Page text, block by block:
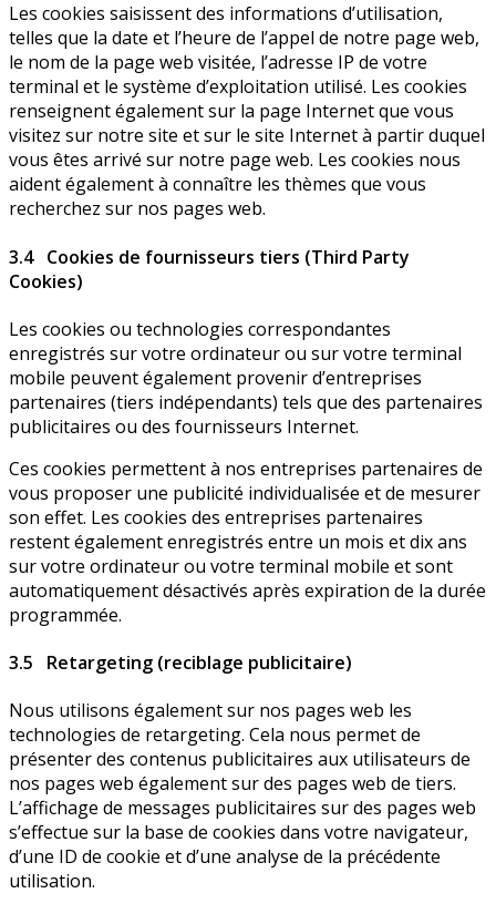
Les cookies saisissent des informations d’utilisation,
telles que la date et l’heure de l’appel de notre page web,
le nom de la page web visitée, l’adresse IP de votre
terminal et le système d’exploitation utilisé. Les cookies
renseignent également sur la page Internet que vous
visitez sur notre site et sur le site Internet à partir duquel
vous êtes arrivé sur notre page web. Les cookies nous
aident également à connaître les thèmes que vous
recherchez sur nos pages web.
3.4 Cookies de fournisseurs tiers (Third Party
Cookies)
Les cookies ou technologies correspondantes
enregistrés sur votre ordinateur ou sur votre terminal
mobile peuvent également provenir d’entreprises
partenaires (tiers indépendants) tels que des partenaires
publicitaires ou des fournisseurs Internet.
Ces cookies permettent à nos entreprises partenaires de
vous proposer une publicité individualisée et de mesurer
son effet. Les cookies des entreprises partenaires
restent également enregistrés entre un mois et dix ans
sur votre ordinateur ou votre terminal mobile et sont
automatiquement désactivés après expiration de la durée
programmée.
3.5 Retargeting (reciblage publicitaire)
Nous utilisons également sur nos pages web les
technologies de retargeting. Cela nous permet de
présenter des contenus publicitaires aux utilisateurs de
nos pages web également sur des pages web de tiers.
L’affichage de messages publicitaires sur des pages web
s’effectue sur la base de cookies dans votre navigateur,
d’une ID de cookie et d’une analyse de la précédente
utilisation.